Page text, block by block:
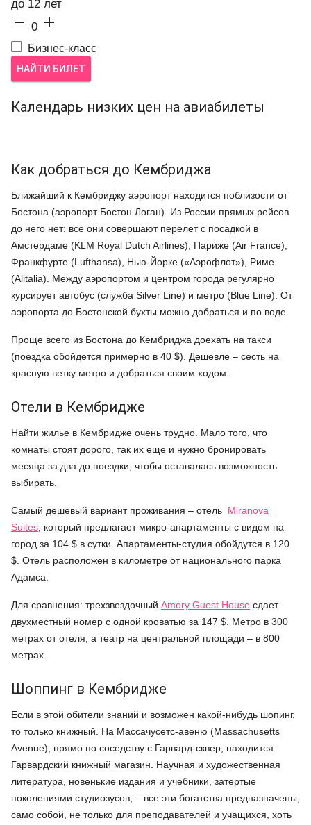
до 12 лет
 0 
Бизнес-класс
НАЙТИ БИЛЕТ
Календарь низких цен на авиабилеты
Как добраться до Кембриджа
Ближайший к Кембриджу аэропорт находится поблизости от
Бостона (аэропорт Бостон Логан). Из России прямых рейсов
до него нет: все они совершают перелет с посадкой в
Амстердаме (KLM Royal Dutch Airlines), Париже (Air France),
Франкфурте (Lufthansa), Нью-Йорке («Аэрофлот»), Риме
(Alitalia). Между аэропортом и центром города регулярно
курсирует автобус (служба Silver Line) и метро (Blue Line). От
аэропорта до Бостонской бухты можно добраться и по воде.
Проще всего из Бостона до Кембриджа доехать на такси
(поездка обойдется примерно в 40 $). Дешевле – сесть на
красную ветку метро и добраться своим ходом.
Отели в Кембридже
Найти жилье в Кембридже очень трудно. Мало того, что
комнаты стоят дорого, так их еще и нужно бронировать
месяца за два до поездки, чтобы оставалась возможность
выбирать.
Самый дешевый вариант проживания – отель Miranova
Suites , который предлагает микро-апартаменты с видом на
город за 104 $ в сутки. Апартаменты-студия обойдутся в 120
$. Отель расположен в километре от национального парка
Адамса.
Для сравнения: трехзвездочный Amory Guest House сдает
двухместный номер с одной кроватью за 147 $. Метро в 300
метрах от отеля, а театр на центральной площади – в 800
метрах.
Шоппинг в Кембридже
Если в этой обители знаний и возможен какой-нибудь шопинг,
то только книжный. На Массачусетс-авеню (Massachusetts
Avenue), прямо по соседству с Гарвард-сквер, находится
Гарвардский книжный магазин. Научная и художественная
литература, новенькие издания и учебники, затертые
поколениями студиозусов, – все эти богатства предназначены,
само собой, не только для преподавателей и учащихся, хоть